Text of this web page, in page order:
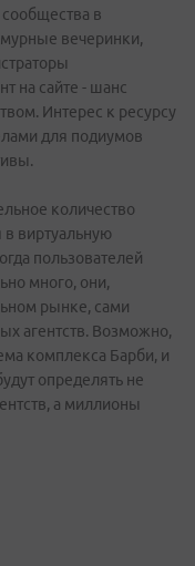
в
вечеринки,
на сайте - шанс
Интерес к ресурсу
для подиумов
количество
в виртуальную
пользователей
много, они,
рынке, сами
агентств. Возможно,
комплекса Барби, и
определять не
а миллионы